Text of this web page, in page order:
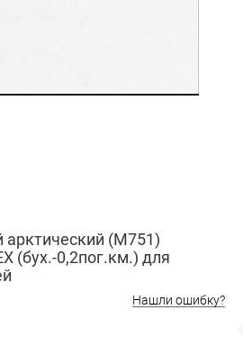
(M751)
(бух.-0,2пог.км.) для
Нашли ошибку?